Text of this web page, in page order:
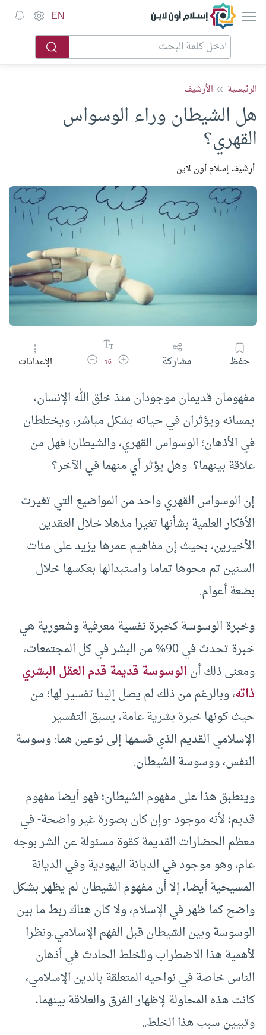
إسلام أون لاين EN
الرئيسية الأرشيف
هل الشيطان وراء الوسواس
القهري؟
أرشيف إسلام أون لاين
حفظ مشاركة زيادة حجم الخط
16 تقليل حجم الخطالإعدادات
مفهومان قديمان موجودان منذ خلق الله الإنسان،
يمسانه ويؤثران في حياته بشكل مباشر، ويختلطان
في الأذهان؛ الوسواس القهري، والشيطان! فهل من
علاقة بينهما؟ وهل يؤثر أي منهما في الآخر؟
إن الوسواس القهري واحد من المواضيع التي تغيرت
الأفكار العلمية بشأنها تغيرا مذهلا خلال العقدين
الأخيرين، بحيث إن مفاهيم عمرها يزيد على مئات
السنين تم محوها تماما واستبدالها بعكسها خلال
بضعة أعوام.
وخبرة الوسوسة كخبرة نفسية معرفية وشعورية هي
خبرة تحدث في 90% من البشر في كل المجتمعات،
ومعنى ذلك أنالوسوسة قديمة قدم العقل البشري
ذاته، وبالرغم من ذلك لم يصل إلينا تفسير لها؛ من
حيث كونها خبرة بشرية عامة، يسبق التفسير
الإسلامي القديم الذي قسمها إلى نوعين هما: وسوسة
النفس، ووسوسة الشيطان.
وينطبق هذا على مفهوم الشيطان؛ فهو أيضا مفهوم
قديم؛ لأنه موجود -وإن كان بصورة غير واضحة- في
معظم الحضارات القديمة كقوة مسئولة عن الشر بوجه
عام، وهو موجود في الديانة اليهودية وفي الديانة
المسيحية أيضا، إلا أن مفهوم الشيطان لم يظهر بشكل
واضح كما ظهر في الإسلام، ولا كان هناك ربط ما بين
الوسوسة وبين الشيطان قبل الفهم الإسلامي.ونظرا
لأهمية هذا الاضطراب وللخلط الحادث في أذهان
الناس خاصة في نواحيه المتعلقة بالدين الإسلامي،
كانت هذه المحاولة لإظهار الفرق والعلاقة بينهما،
وتبيين سبب هذا الخلط..